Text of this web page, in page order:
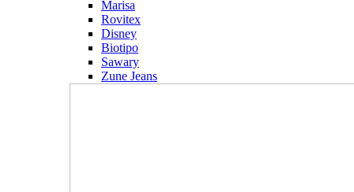
Marisa
Rovitex
Disney
Biotipo
Sawary
Zune Jeans